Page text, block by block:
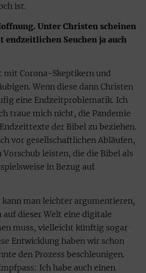
ist.
Unter Christen scheinen
endzeitlichen Seuchen ja auch
mit Corona-Skeptikern und
Wenn diese dann Christen
eine Endzeitproblematik. Ich
traue mich nicht, die Pandemie
der Bibel zu beziehen.
vor gesellschaftlichen Abläufen,
leisten, die die Bibel als
in Bezug auf
kann man leichter argumentieren,
auf dieser Welt eine digitale
muss, vielleicht künftig sogar
Entwicklung haben wir schon
den Prozess beschleunigen.
Ich habe auch einen